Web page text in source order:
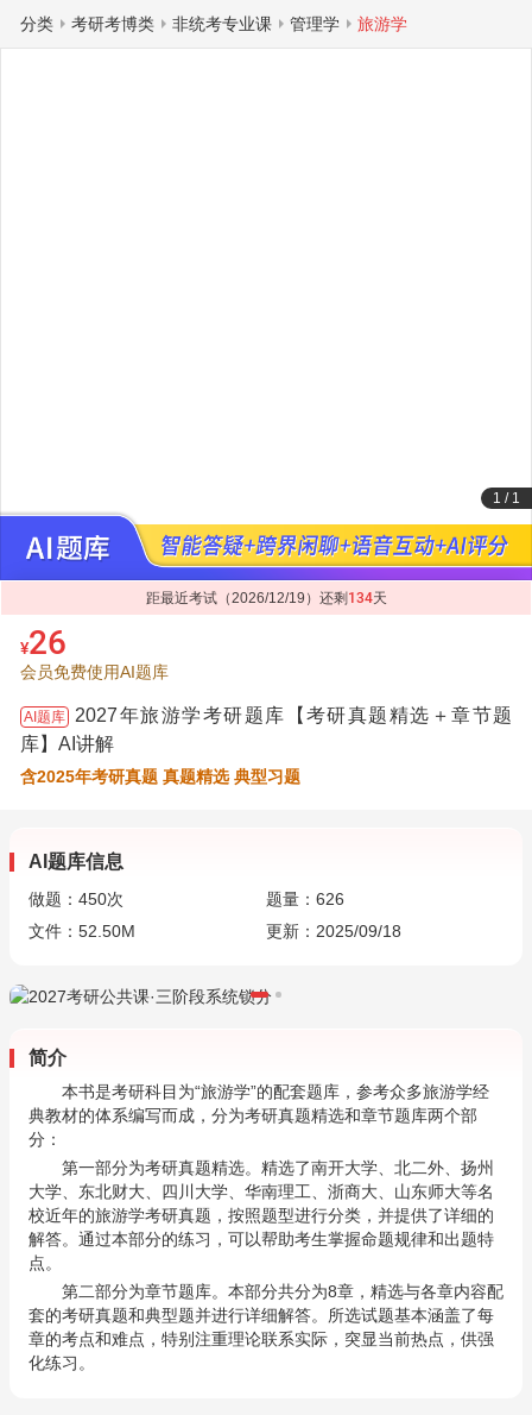
分类 考研考博类 非统考专业课 管理学 旅游学
1 / 1
距最近考试（2026/12/19）还剩 134天
¥26
会员免费使用AI题库
AI题库
2027年旅游学考研题库【考研真题精选＋章节题
库】AI讲解
含2025年考研真题 真题精选 典型习题
AI题库信息
做题： 450次
题量：626
文件：52.50M
更新：2025/09/18
简介
本书是考研科目为“旅游学”的配套题库，参考众多旅游学经
典教材的体系编写而成，分为考研真题精选和章节题库两个部
分：
第一部分为考研真题精选。精选了南开大学、北二外、扬州
大学、东北财大、四川大学、华南理工、浙商大、山东师大等名
校近年的旅游学考研真题，按照题型进行分类，并提供了详细的
解答。通过本部分的练习，可以帮助考生掌握命题规律和出题特
点。
第二部分为章节题库。本部分共分为8章，精选与各章内容配
套的考研真题和典型题并进行详细解答。所选试题基本涵盖了每
章的考点和难点，特别注重理论联系实际，突显当前热点，供强
化练习。